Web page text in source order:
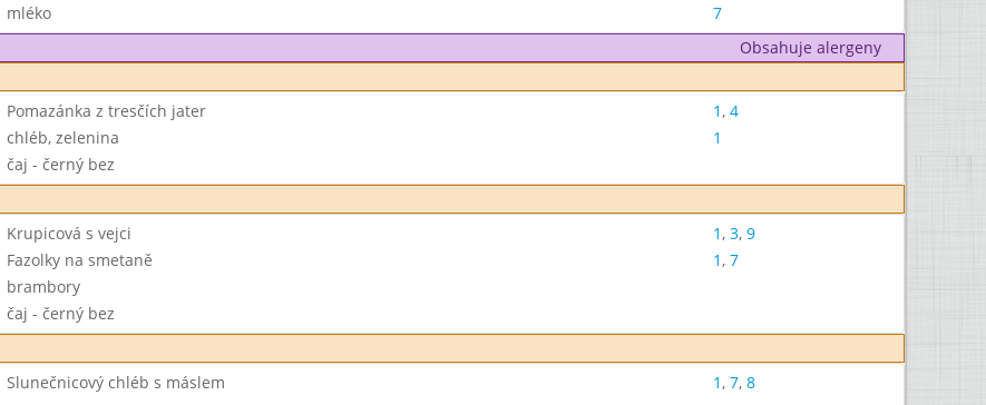
mléko
7
Obsahuje alergeny
Pomazánka z tresčích jater 1, 4
chléb, zelenina
1
čaj - černý bez
Krupicová s vejci 1, 3, 9
Fazolky na smetaně 1, 7
brambory
čaj - černý bez
Slunečnicový chléb s máslem 1, 7, 8